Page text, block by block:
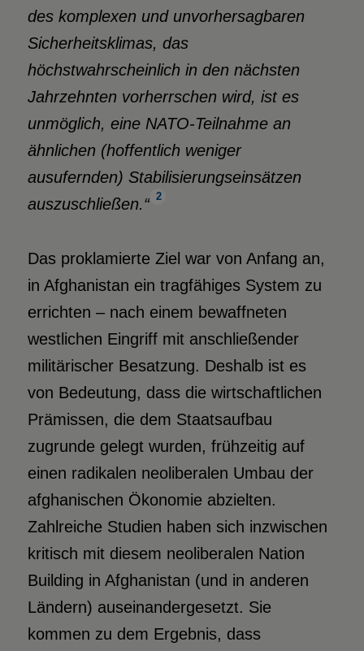
des komplexen und unvorhersagbaren
Sicherheitsklimas, das
höchstwahrscheinlich in den nächsten
Jahrzehnten vorherrschen wird, ist es
unmöglich, eine NATO-Teilnahme an
ähnlichen (hoffentlich weniger
ausufernden) Stabilisierungseinsätzen
auszuschließen.“ 2
Das proklamierte Ziel war von Anfang an,
in Afghanistan ein tragfähiges System zu
errichten – nach einem bewaffneten
westlichen Eingriff mit anschließender
militärischer Besatzung. Deshalb ist es
von Bedeutung, dass die wirtschaftlichen
Prämissen, die dem Staatsaufbau
zugrunde gelegt wurden, frühzeitig auf
einen radikalen neoliberalen Umbau der
afghanischen Ökonomie abzielten.
Zahlreiche Studien haben sich inzwischen
kritisch mit diesem neoliberalen Nation
Building in Afghanistan (und in anderen
Ländern) auseinandergesetzt. Sie
kommen zu dem Ergebnis, dass